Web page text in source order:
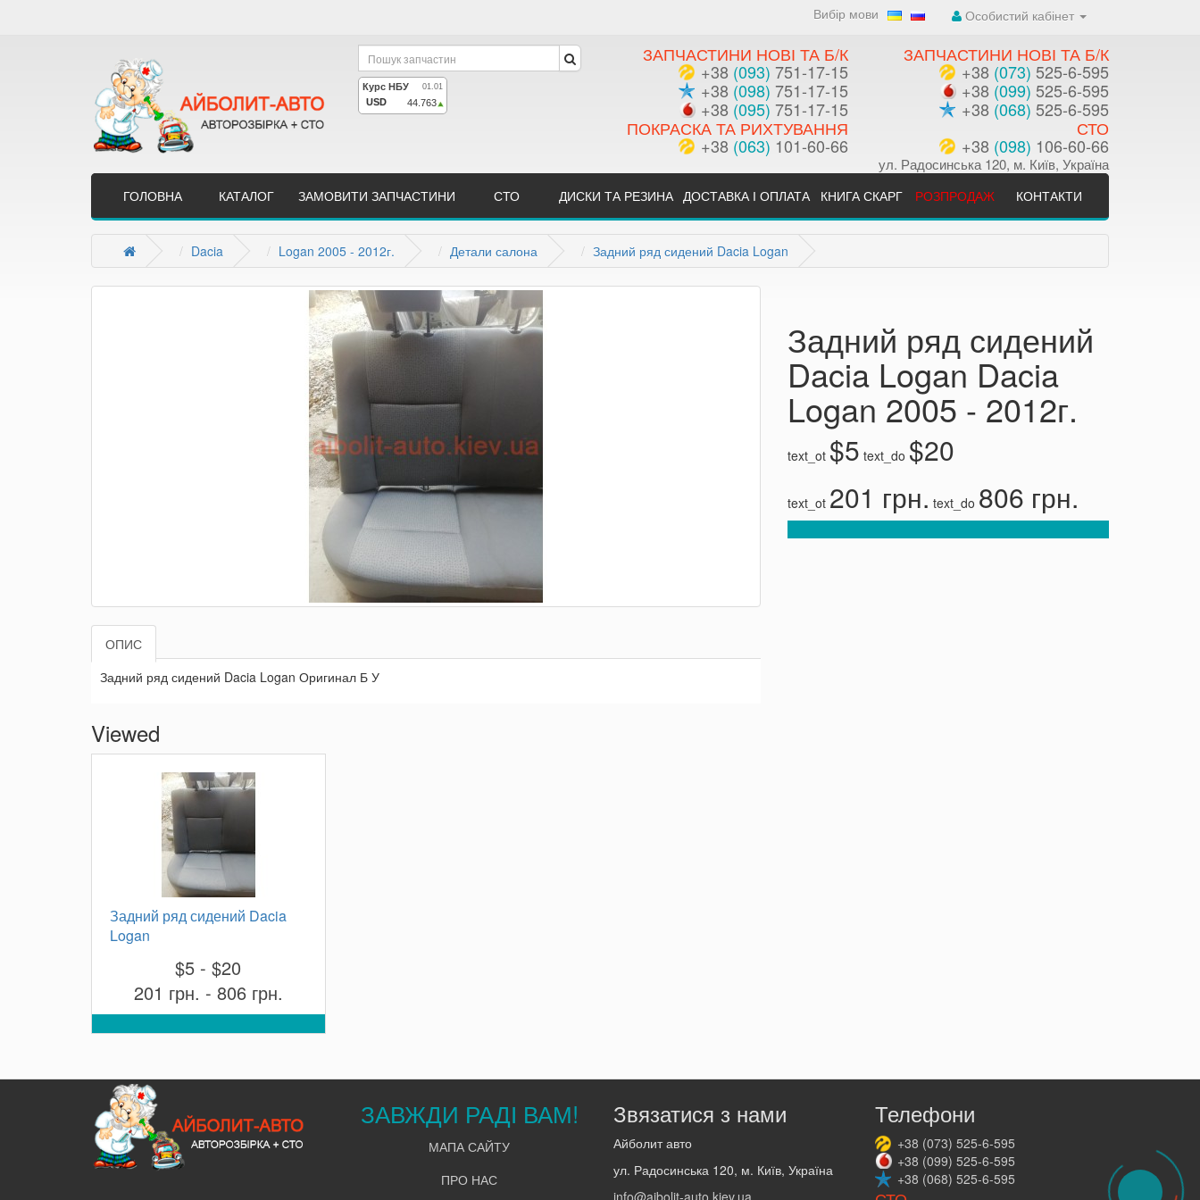
Вибір мови Особистий кабінет
ЗАПЧАСТИНИ НОВІ ТА Б/К
+38 (093) 751-17-15
+38 (098) 751-17-15
+38 (095) 751-17-15
ПОКРАСКА ТА РИХТУВАННЯ
+38 (063) 101-60-66
ЗАПЧАСТИНИ НОВІ ТА Б/К
+38 (073) 525-6-595
+38 (099) 525-6-595
+38 (068) 525-6-595
СТО
+38 (098) 106-60-66
ул. Радосинська 120, м. Київ, Україна
ГОЛОВНА КАТАЛОГ ЗАМОВИТИ ЗАПЧАСТИНИ СТО ДИСКИ ТА РЕЗИНА ДОСТАВКА І ОПЛАТА КНИГА СКАРГ РОЗПРОДАЖ КОНТАКТИ
Dacia Logan 2005 - 2012г. Детали салона Задний ряд сидений Dacia Logan
ОПИС
Задний ряд сидений Dacia Logan Оригинал Б У
Задний ряд сидений
Dacia Logan Dacia
Logan 2005 - 2012г.
text_ot $5 text_do $20
text_ot 201 грн. text_do 806 грн.
Viewed
Задний ряд сидений Dacia
Logan
$5 - $20
201 грн. - 806 грн.
ЗАВЖДИ РАДІ ВАМ!
МАПА САЙТУ
ПРО НАС
Звязатися з нами
Айболит авто
ул. Радосинська 120, м. Київ, Україна
info@aibolit-auto.kiev.ua
Телефони
+38 (073) 525-6-595
+38 (099) 525-6-595
+38 (068) 525-6-595